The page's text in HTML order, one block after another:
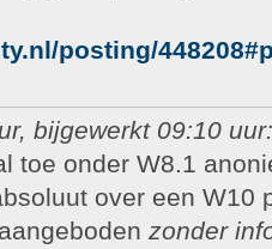
posting/
bijgewerkt 09:10 uur:
toe onder W8.1
over een W10
zonder